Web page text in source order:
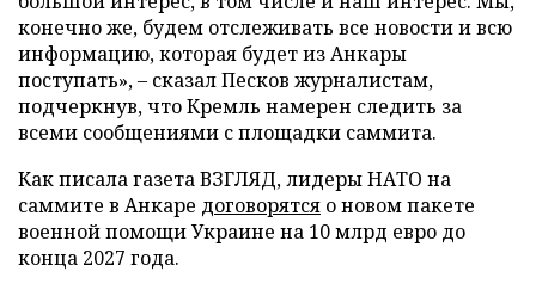
конечно же, будем отслеживать все новости и всю
информацию, которая будет из Анкары
поступать», – сказал Песков журналистам,
подчеркнув, что Кремль намерен следить за
всеми сообщениями с площадки саммита.
Как писала газета ВЗГЛЯД, лидеры НАТО на
саммите в Анкаре договорятся о новом пакете
военной помощи Украине на 10 млрд евро до
конца 2027 года.